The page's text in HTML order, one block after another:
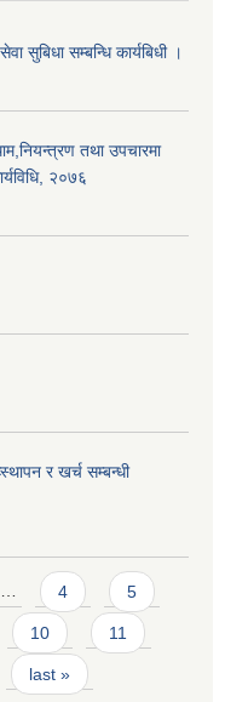
सुबिधा सम्बन्धि कार्यबिधी ।
तथा उपचारमा
२०७६
र खर्च सम्बन्धी
… 4 5
10 11
last »